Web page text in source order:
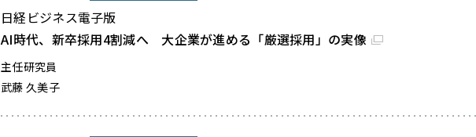
日経ビジネス電子版
AI時代、新卒採用4割減へ 大企業が進める「厳選採用」の実像
主任研究員
武藤 久美子